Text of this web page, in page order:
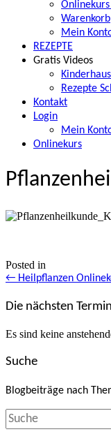
Warenkorb
Mein
REZEPTE
Gratis Videos
Rezepte
Kontakt
Login
Mein
Onlinekurs
Posted in
Posts
navigation
← Heilpflanzen
Die nächsten
Es sind keine
Suche
Blogbeiträge nach